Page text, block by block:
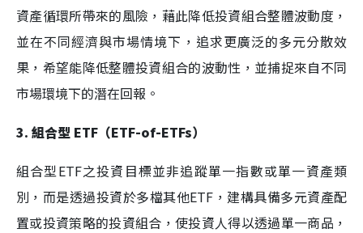
資產循環所帶來的風險，藉此降低投資組合整體波動度，
並在不同經濟與市場情境下，追求更廣泛的多元分散效
果，希望能降低整體投資組合的波動性，並捕捉來自不同
市場環境下的潛在回報。
3. 組合型 ETF（ETF-of-ETFs）
組合型ETF之投資目標並非追蹤單一指數或單一資產類
別，而是透過投資於多檔其他ETF，建構具備多元資產配
置或投資策略的投資組合，使投資人得以透過單一商品，